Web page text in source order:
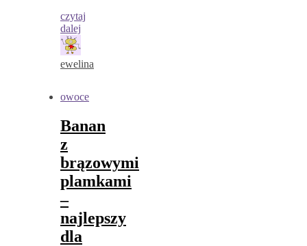
czytaj
dalej
ewelina
owoce
Banan
z
brązowymi
plamkami
–
najlepszy
dla